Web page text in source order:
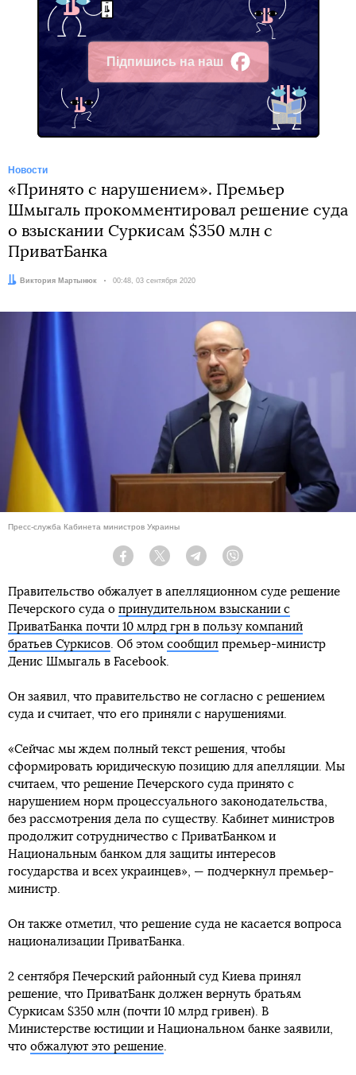
Підпишись на наш
Facebook
Новости
«Принято с нарушением». Премьер
Шмыгаль прокомментировал решение суда
о взыскании Суркисам $350 млн с
ПриватБанка
Автор:Виктория Мартынюк Дата:
00:48, 03 сентября 2020
Пресс-служба Кабинета министров Украины
Facebook Twitter Telegram
Правительство обжалует в апелляционном суде решение
Печерского суда о принудительном взыскании с
ПриватБанка почти 10 млрд грн в пользу компаний
братьев Суркисов . Об этом сообщил премьер-министр
Денис Шмыгаль в Facebook.
Он заявил, что правительство не согласно с решением
суда и считает, что его приняли с нарушениями.
«Сейчас мы ждем полный текст решения, чтобы
сформировать юридическую позицию для апелляции. Мы
считаем, что решение Печерского суда принято с
нарушением норм процессуального законодательства,
без рассмотрения дела по существу. Кабинет министров
продолжит сотрудничество с ПриватБанком и
Национальным банком для защиты интересов
государства и всех украинцев», — подчеркнул премьер-
министр.
Он также отметил, что решение суда не касается вопроса
национализации ПриватБанка.
2 сентября Печерский районный суд Киева принял
решение, что ПриватБанк должен вернуть братьям
Суркисам $350 млн (почти 10 млрд гривен). В
Министерстве юстиции и Национальном банке заявили,
что обжалуют это решение